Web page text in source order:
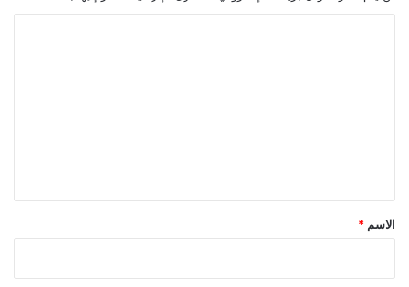
*
الاسم *